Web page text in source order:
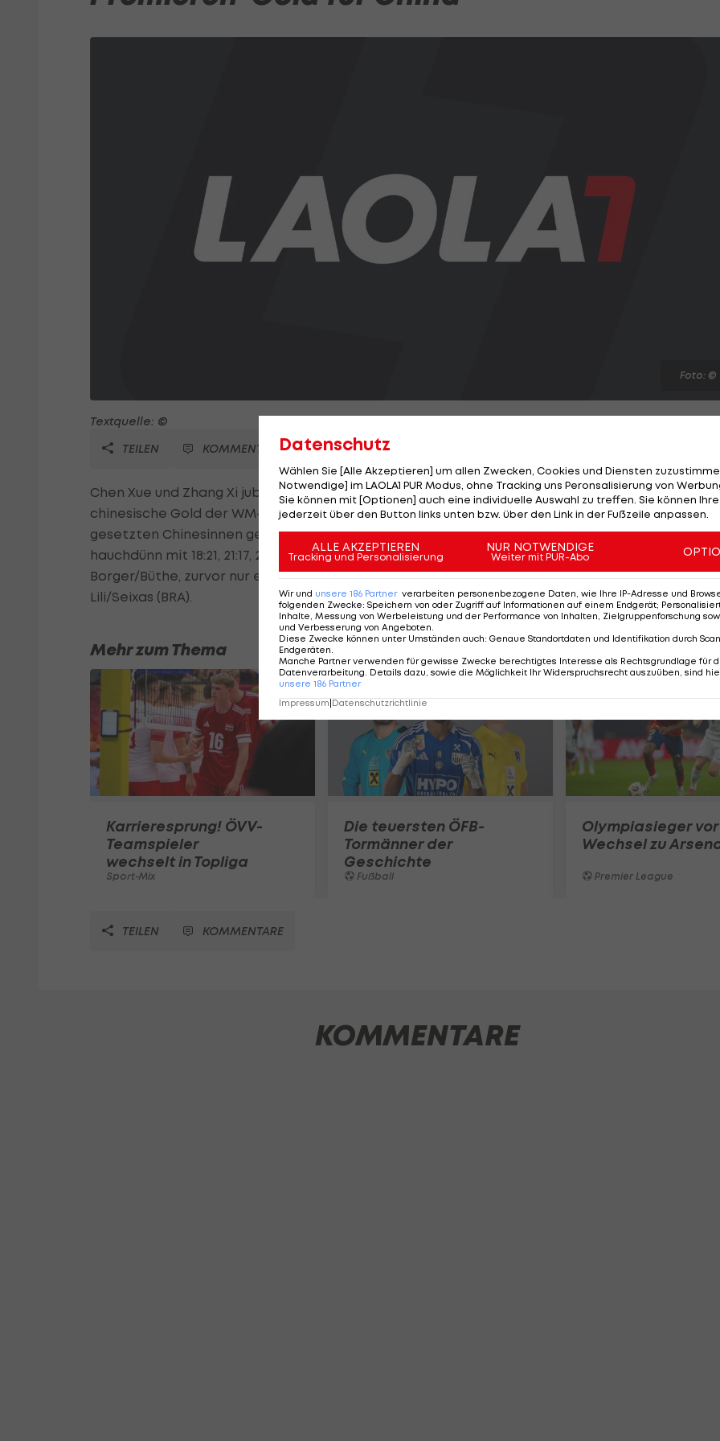
Foto: ©
Textquelle: ©
TEILEN
KOMMENTARE
Chen Xue und Zhang Xi jubeln bei der Beachvolleyball-WM in Stare Jablonki über das erste
chinesische Gold der WM-Geschichte. In einem hochklassiegen Finale setzen sich die top-
gesetzten Chinesinnen gegen das deutsche Überraschungs-Team Karla Borger und Britta
hauchdünn mit 18:21, 21:17, 21:19 durch. Für Xue/Zhang Xi ist es nach Bronze 2011 die zweite
Borger/Büthe, zurvor nur ein Mal in einem World-Tour-Semifinale, gewinnen Silber. Bronze geht
Lili/Seixas (BRA).
Mehr zum Thema
Karrieresprung! ÖVV-
Teamspieler
wechselt in Topliga
Sport-Mix
Die teuersten ÖFB-
Tormänner der
Geschichte
Fußball
Olympiasieger vor
Wechsel zu
Premier League
TEILEN KOMMENTARE
KOMMENTARE
Datenschutz
Wählen Sie [Alle Akzeptieren] um allen Zwecken, Cookies und Diensten
Notwendige] im LAOLA1 PUR Modus, ohne Tracking uns Peronsalisierung von
Sie können mit [Optionen] auch eine individuelle Auswahl zu treffen. Sie können
jederzeit über den Button links unten bzw. über den Link in der Fußzeile anpassen.
ALLE AKZEPTIEREN
Tracking und Personalisierung
NUR NOTWENDIGE
Weiter mit PUR-Abo
Wir und unsere 186 Partner verarbeiten personenbezogene Daten, wie Ihre IP-Adresse und
folgenden Zwecke: Speichern von oder Zugriff auf Informationen auf einem Endgerät;
Inhalte, Messung von Werbeleistung und der Performance von Inhalten, Zielgruppenforschung
und Verbesserung von Angeboten
Diese Zwecke können unter Umständen auch: Genaue Standortdaten und Identifikation durch
Endgeräten
Manche Partner verwenden für gewisse Zwecke berechtigtes Interesse als Rechtsgrundlage für
Datenverarbeitung. Details dazu, sowie die Möglichkeit Ihr Widerspruchsrecht auszuüben, sind
unsere 186 Partner
Impressum|Datenschutzrichtlinie